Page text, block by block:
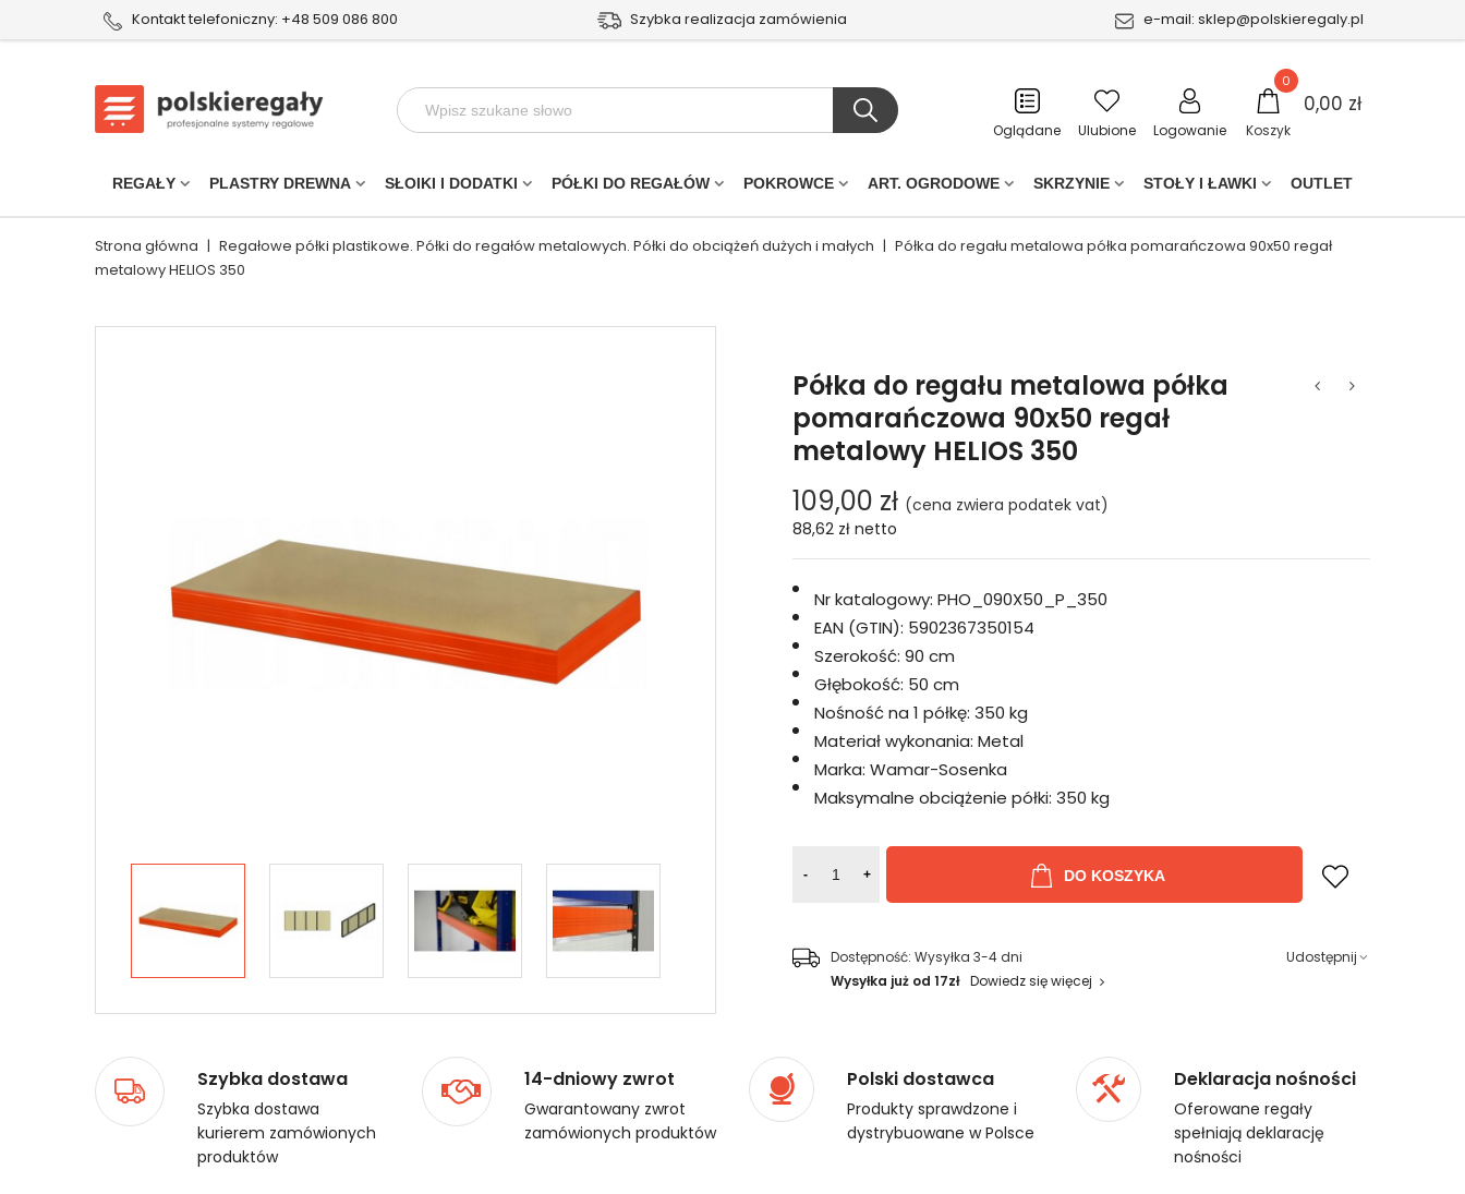
Kontakt telefoniczny: +48 509 086 800 Szybka realizacja zamówienia e-mail: sklep@polskieregaly.pl
Oglądane Ulubione Logowanie Koszyk
0
0,00 zł
REGAŁY PLASTRY DREWNA SŁOIKI I DODATKI PÓŁKI DO REGAŁÓW POKROWCE ART. OGRODOWE SKRZYNIE STOŁY I ŁAWKI OUTLET
Strona główna | Regałowe półki plastikowe. Półki do regałów metalowych. Półki do obciążeń dużych i małych | Półka do regału metalowa półka pomarańczowa 90x50 regał
metalowy HELIOS 350
Półka do regału metalowa półka
pomarańczowa 90x50 regał
metalowy HELIOS 350
109,00 zł (cena zwiera podatek vat)
88,62 zł netto
Nr katalogowy: PHO_090X50_P_350
EAN (GTIN): 5902367350154
Szerokość: 90 cm
Głębokość: 50 cm
Nośność na 1 półkę: 350 kg
Materiał wykonania: Metal
Marka: Wamar-Sosenka
Maksymalne obciążenie półki: 350 kg
- + DO KOSZYKA
Dostępność: Wysyłka 3-4 dni
Wysyłka już od 17zł Dowiedz się więcej
Udostępnij
Szybka dostawa
Szybka dostawa
kurierem zamówionych
produktów
14-dniowy zwrot
Gwarantowany zwrot
zamówionych produktów
Polski dostawca
Produkty sprawdzone i
dystrybuowane w Polsce
Deklaracja nośności
Oferowane regały
spełniają deklarację
nośności